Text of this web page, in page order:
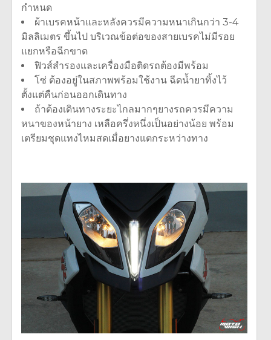
กำหนด
ผ้าเบรคหน้าและหลังควรมีความหนาเกินกว่า 3-4
มิลลิเมตร ขึ้นไป บริเวณข้อต่อของสายเบรคไม่มีรอย
แยกหรือฉีกขาด
ฟิวส์สำรองและเครื่องมือติดรถต้องมีพร้อม
โซ่ ต้องอยู่ในสภาพพร้อมใช้งาน ฉีดน้ำยาทิ้งไว้
ตั้งแต่คืนก่อนออกเดินทาง
ถ้าต้องเดินทางระยะไกลมากๆยางรถควรมีความ
หนาของหน้ายาง เหลือครึ่งหนึ่งเป็นอย่างน้อย พร้อม
เตรียมชุดแทงไหมสดเมื่อยางแตกระหว่างทาง